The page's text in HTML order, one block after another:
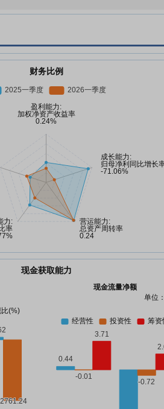
财务比例
现金获取能力
现金流量净额
单位